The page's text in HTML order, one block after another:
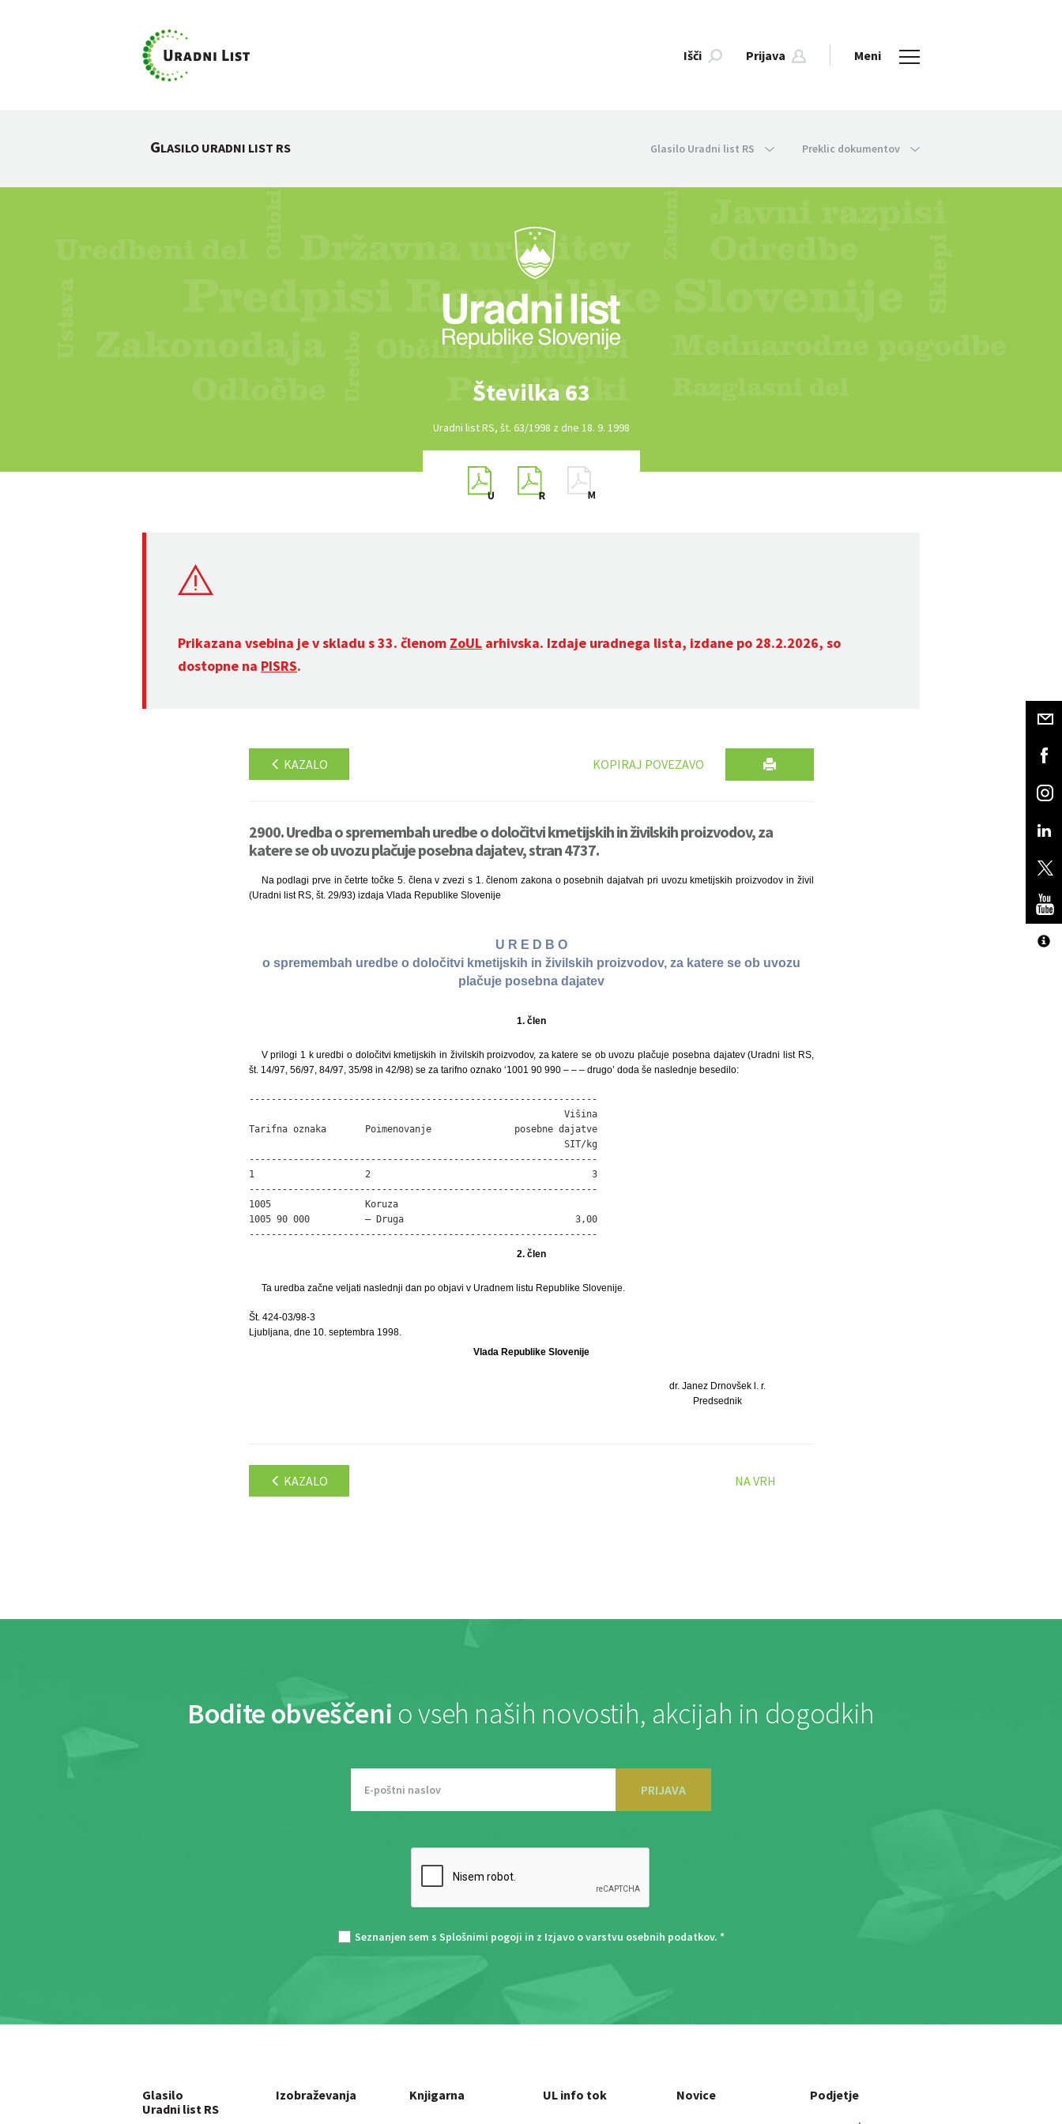
Išči Prijava Meni
GLASILO URADNI LIST RS Glasilo Uradni list RS Preklic dokumentov
Številka 63
Uradni list RS, št. 63/1998 z dne 18. 9. 1998
Prikazana vsebina je v skladu s 33. členom ZoUL arhivska. Izdaje uradnega lista, izdane po 28.2.2026, so
dostopne na PISRS.
KAZALO KOPIRAJ POVEZAVO
2900. Uredba o spremembah uredbe o določitvi kmetijskih in živilskih proizvodov, za
katere se ob uvozu plačuje posebna dajatev, stran 4737.
Na podlagi prve in četrte točke 5. člena v zvezi s 1. členom zakona o posebnih dajatvah pri uvozu kmetijskih proizvodov in živil
(Uradni list RS, št. 29/93) izdaja Vlada Republike Slovenije
U R E D B O
o spremembah uredbe o določitvi kmetijskih in živilskih proizvodov, za katere se ob uvozu
plačuje posebna dajatev
1. člen
V prilogi 1 k uredbi o določitvi kmetijskih in živilskih proizvodov, za katere se ob uvozu plačuje posebna dajatev (Uradni list RS,
št. 14/97, 56/97, 84/97, 35/98 in 42/98) se za tarifno oznako ‘1001 90 990 – – – drugo’ doda še naslednje besedilo:
---------------------------------------------------------------
                                                         Višina
Tarifna oznaka       Poimenovanje               posebne dajatve
                                                         SIT/kg
---------------------------------------------------------------
1                    2                                        3
---------------------------------------------------------------
1005                 Koruza
1005 90 000          – Druga                               3,00
---------------------------------------------------------------
2. člen
Ta uredba začne veljati naslednji dan po objavi v Uradnem listu Republike Slovenije.
Št. 424-03/98-3
Ljubljana, dne 10. septembra 1998.
Vlada Republike Slovenije
dr. Janez Drnovšek l. r.
Predsednik
KAZALO NA VRH
Bodite obveščeni o vseh naših novostih, akcijah in dogodkih
PRIJAVA
Seznanjen sem s Splošnimi pogoji in z Izjavo o varstvu osebnih podatkov. *
Glasilo
Uradni list RS
Izobraževanja Knjigarna UL info tok Novice Podjetje